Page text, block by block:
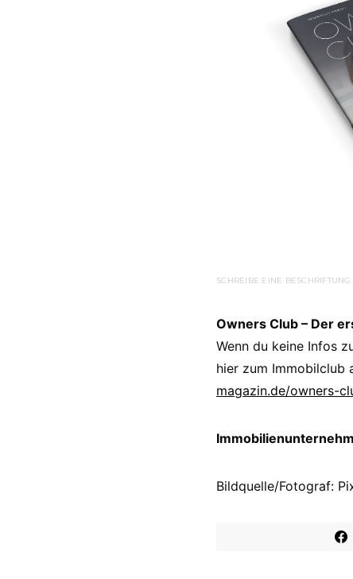
SCHREIBE EINE
Owners Club – Der
Wenn du keine Infos
hier zum Immobilclub
magazin.de/owners-
Bildquelle/Fotograf: